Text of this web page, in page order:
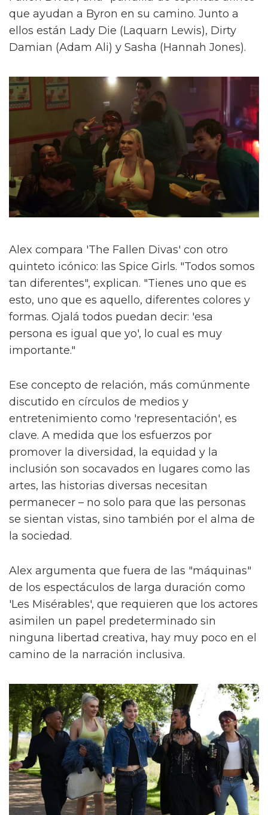
que ayudan a Byron en su camino. Junto a
ellos están Lady Die (Laquarn Lewis), Dirty
Damian (Adam Ali) y Sasha (Hannah Jones).
Alex compara 'The Fallen Divas' con otro
quinteto icónico: las Spice Girls. "Todos somos
tan diferentes", explican. "Tienes uno que es
esto, uno que es aquello, diferentes colores y
formas. Ojalá todos puedan decir: 'esa
persona es igual que yo', lo cual es muy
importante."
Ese concepto de relación, más comúnmente
discutido en círculos de medios y
entretenimiento como 'representación', es
clave. A medida que los esfuerzos por
promover la diversidad, la equidad y la
inclusión son socavados en lugares como las
artes, las historias diversas necesitan
permanecer – no solo para que las personas
se sientan vistas, sino también por el alma de
la sociedad.
Alex argumenta que fuera de las "máquinas"
de los espectáculos de larga duración como
'Les Misérables', que requieren que los actores
asimilen un papel predeterminado sin
ninguna libertad creativa, hay muy poco en el
camino de la narración inclusiva.